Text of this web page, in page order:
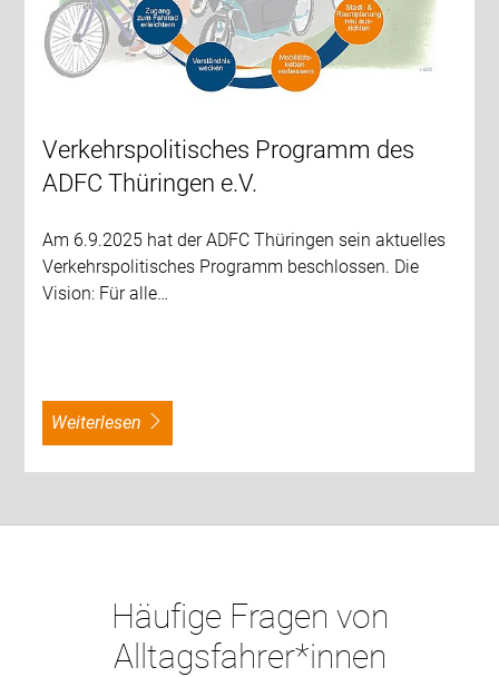
Verkehrspolitisches Programm des
ADFC Thüringen e.V.
Am 6.9.2025 hat der ADFC Thüringen sein aktuelles
Verkehrspolitisches Programm beschlossen. Die
Vision: Für alle…
weiterlesen
Häufige Fragen von
Alltagsfahrer*innen